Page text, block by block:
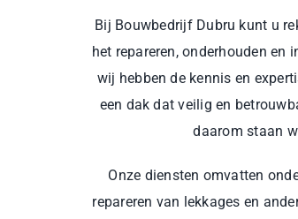
Bij Bouwbedrijf Dubru kunt u
het repareren, onderhouden
wij hebben de kennis en
een dak dat veilig en
daarom staan
Onze diensten omvatten
repareren van lekkages en